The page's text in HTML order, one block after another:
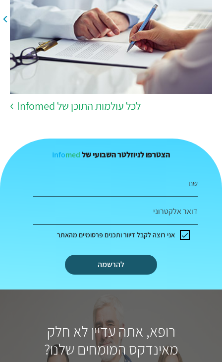
לכל עולמות התוכן של Infomed
הצטרפו לניוזלטר השבועי של Infomed
שם
דואר אלקטרוני
להרשמה
אני רוצה לקבל דיוור ותכנים פרסומיים מהאתר
רופא, אתה עדיין לא חלק
מאינדקס המומחים שלנו?